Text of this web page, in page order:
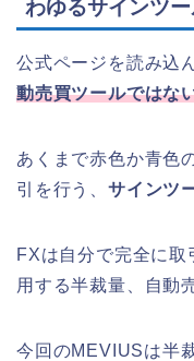
わゆるサインツー
公式ページを読み込
動売買ツールではな
あくまで赤色か青色
引を行う、 サインツ
FXは自分で完全に取
用する半裁量、自動
今回のMEVIUSは半